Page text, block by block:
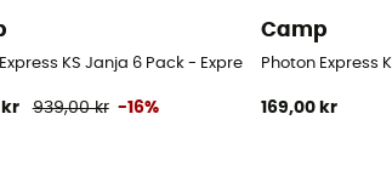
KS Janja 6 Pack - Express-sæt
kr 939,00 kr -16%
Camp
Photon Express
169,00 kr